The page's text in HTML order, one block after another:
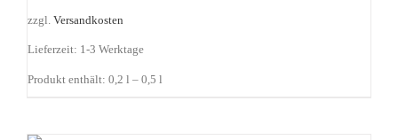
zzgl. Versandkosten
Lieferzeit: 1-3 Werktage
Produkt enthält: 0,2 l – 0,5 l